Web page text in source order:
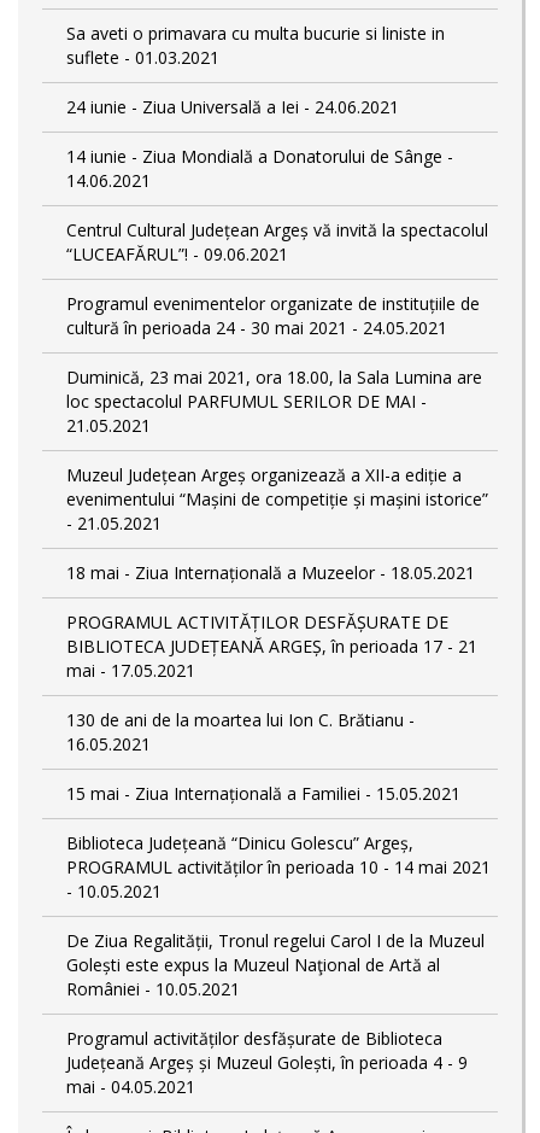
Sa aveti o primavara cu multa bucurie si liniste in
suflete - 01.03.2021
24 iunie - Ziua Universală a Iei - 24.06.2021
14 iunie - Ziua Mondială a Donatorului de Sânge -
14.06.2021
Centrul Cultural Județean Argeș vă invită la spectacolul
“LUCEAFĂRUL”! - 09.06.2021
Programul evenimentelor organizate de instituțiile de
cultură în perioada 24 - 30 mai 2021 - 24.05.2021
Duminică, 23 mai 2021, ora 18.00, la Sala Lumina are
loc spectacolul PARFUMUL SERILOR DE MAI -
21.05.2021
Muzeul Județean Argeș organizează a XII-a ediție a
evenimentului “Mașini de competiție și mașini istorice”
- 21.05.2021
18 mai - Ziua Internațională a Muzeelor - 18.05.2021
PROGRAMUL ACTIVITĂȚILOR DESFĂȘURATE DE
BIBLIOTECA JUDEȚEANĂ ARGEȘ, în perioada 17 - 21
mai - 17.05.2021
130 de ani de la moartea lui Ion C. Brătianu -
16.05.2021
15 mai - Ziua Internațională a Familiei - 15.05.2021
Biblioteca Județeană “Dinicu Golescu” Argeș,
PROGRAMUL activităților în perioada 10 - 14 mai 2021
- 10.05.2021
De Ziua Regalității, Tronul regelui Carol I de la Muzeul
Golești este expus la Muzeul Naţional de Artă al
României - 10.05.2021
Programul activităților desfășurate de Biblioteca
Județeană Argeș și Muzeul Golești, în perioada 4 - 9
mai - 04.05.2021